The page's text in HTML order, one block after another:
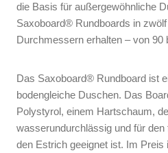
die Basis für außergewöhnliche
Saxoboard® Rundboards in
Durchmessern erhalten – von 90
Das Saxoboard® Rundboard ist
bodengleiche Duschen. Das
Polystyrol, einem Hartschaum,
wasserundurchlässig und für den
den Estrich geeignet ist. Im Preis